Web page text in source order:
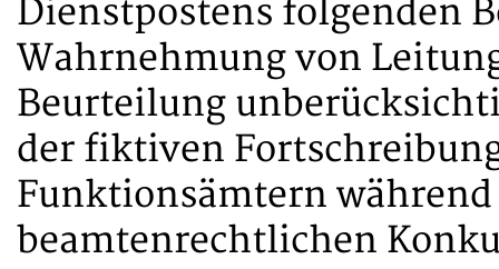
Dienstpostens folgenden
Wahrnehmung von
Beurteilung
der fiktiven
Funktionsämtern während
beamtenrechtlichen